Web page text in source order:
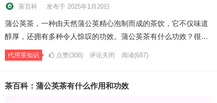
茶百科 发布于 2025年1月20日
蒲公英茶，一种由天然蒲公英精心泡制而成的茶饮，它不仅味道
醇厚，还拥有多种令人惊叹的功效。蒲公英茶有什么功效？很…
代用茶知识 点赞(308) 评论关闭 阅读(687)
茶百科：蒲公英茶有什么作用和功效